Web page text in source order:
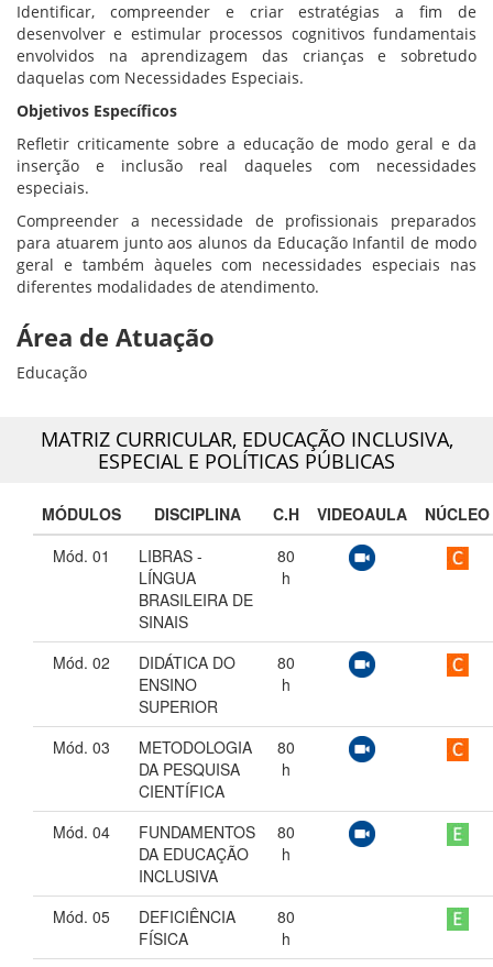
Identificar, compreender e criar estratégias a fim de
desenvolver e estimular processos cognitivos fundamentais
envolvidos na aprendizagem das crianças e sobretudo
daquelas com Necessidades Especiais.
Objetivos Específicos
Refletir criticamente sobre a educação de modo geral e da
inserção e inclusão real daqueles com necessidades
especiais.
Compreender a necessidade de profissionais preparados
para atuarem junto aos alunos da Educação Infantil de modo
geral e também àqueles com necessidades especiais nas
diferentes modalidades de atendimento.
Área de Atuação
Educação
MATRIZ CURRICULAR, EDUCAÇÃO INCLUSIVA,
ESPECIAL E POLÍTICAS PÚBLICAS
MÓDULOS DISCIPLINA C.H VIDEOAULA
NÚCLEO
Mód. 01
LIBRAS -
LÍNGUA
BRASILEIRA DE
SINAIS
80
h
Mód. 02
DIDÁTICA DO
ENSINO
SUPERIOR
80
h
Mód. 03
METODOLOGIA
DA PESQUISA
CIENTÍFICA
80
h
Mód. 04
FUNDAMENTOS
DA EDUCAÇÃO
INCLUSIVA
80
h
Mód. 05
DEFICIÊNCIA
FÍSICA
80
h